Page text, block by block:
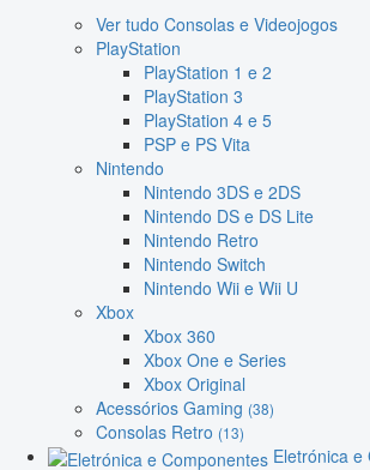
Ver tudo Consolas e Videojogos
PlayStation
PlayStation 1 e 2
PlayStation 3
PlayStation 4 e 5
PSP e PS Vita
Nintendo
Nintendo 3DS e 2DS
Nintendo DS e DS Lite
Nintendo Retro
Nintendo Switch
Nintendo Wii e Wii U
Xbox
Xbox 360
Xbox One e Series
Xbox Original
Acessórios Gaming (38)
Consolas Retro (13)
Eletrónica e